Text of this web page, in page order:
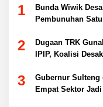
1
Bunda Wiwik
Pembunuhan
2
Dugaan TRK
IPIP, Koalisi
3
Gubernur Sulteng
Empat Sektor